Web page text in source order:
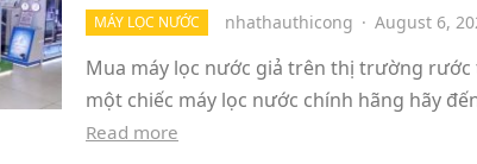
MÁY LỌC NƯỚC nhathauthicong · August 6,
Mua máy lọc nước giả trên thị trường rước
một chiếc máy lọc nước chính hãng hãy
Read more